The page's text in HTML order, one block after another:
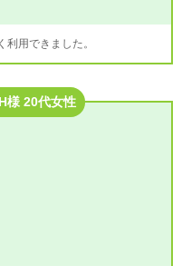
用できました。
様 20代女性